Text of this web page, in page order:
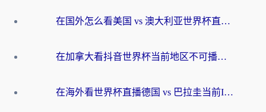
在国外怎么看美国 vs 澳大利亚世界杯直播？海外党必藏的中文解说观赛指南
在加拿大看抖音世界杯当前地区不可播放？海外党体育观赛终极指南
在海外看世界杯直播德国 vs 巴拉圭当前IP受限制？这篇指南帮你轻松解决地区限制